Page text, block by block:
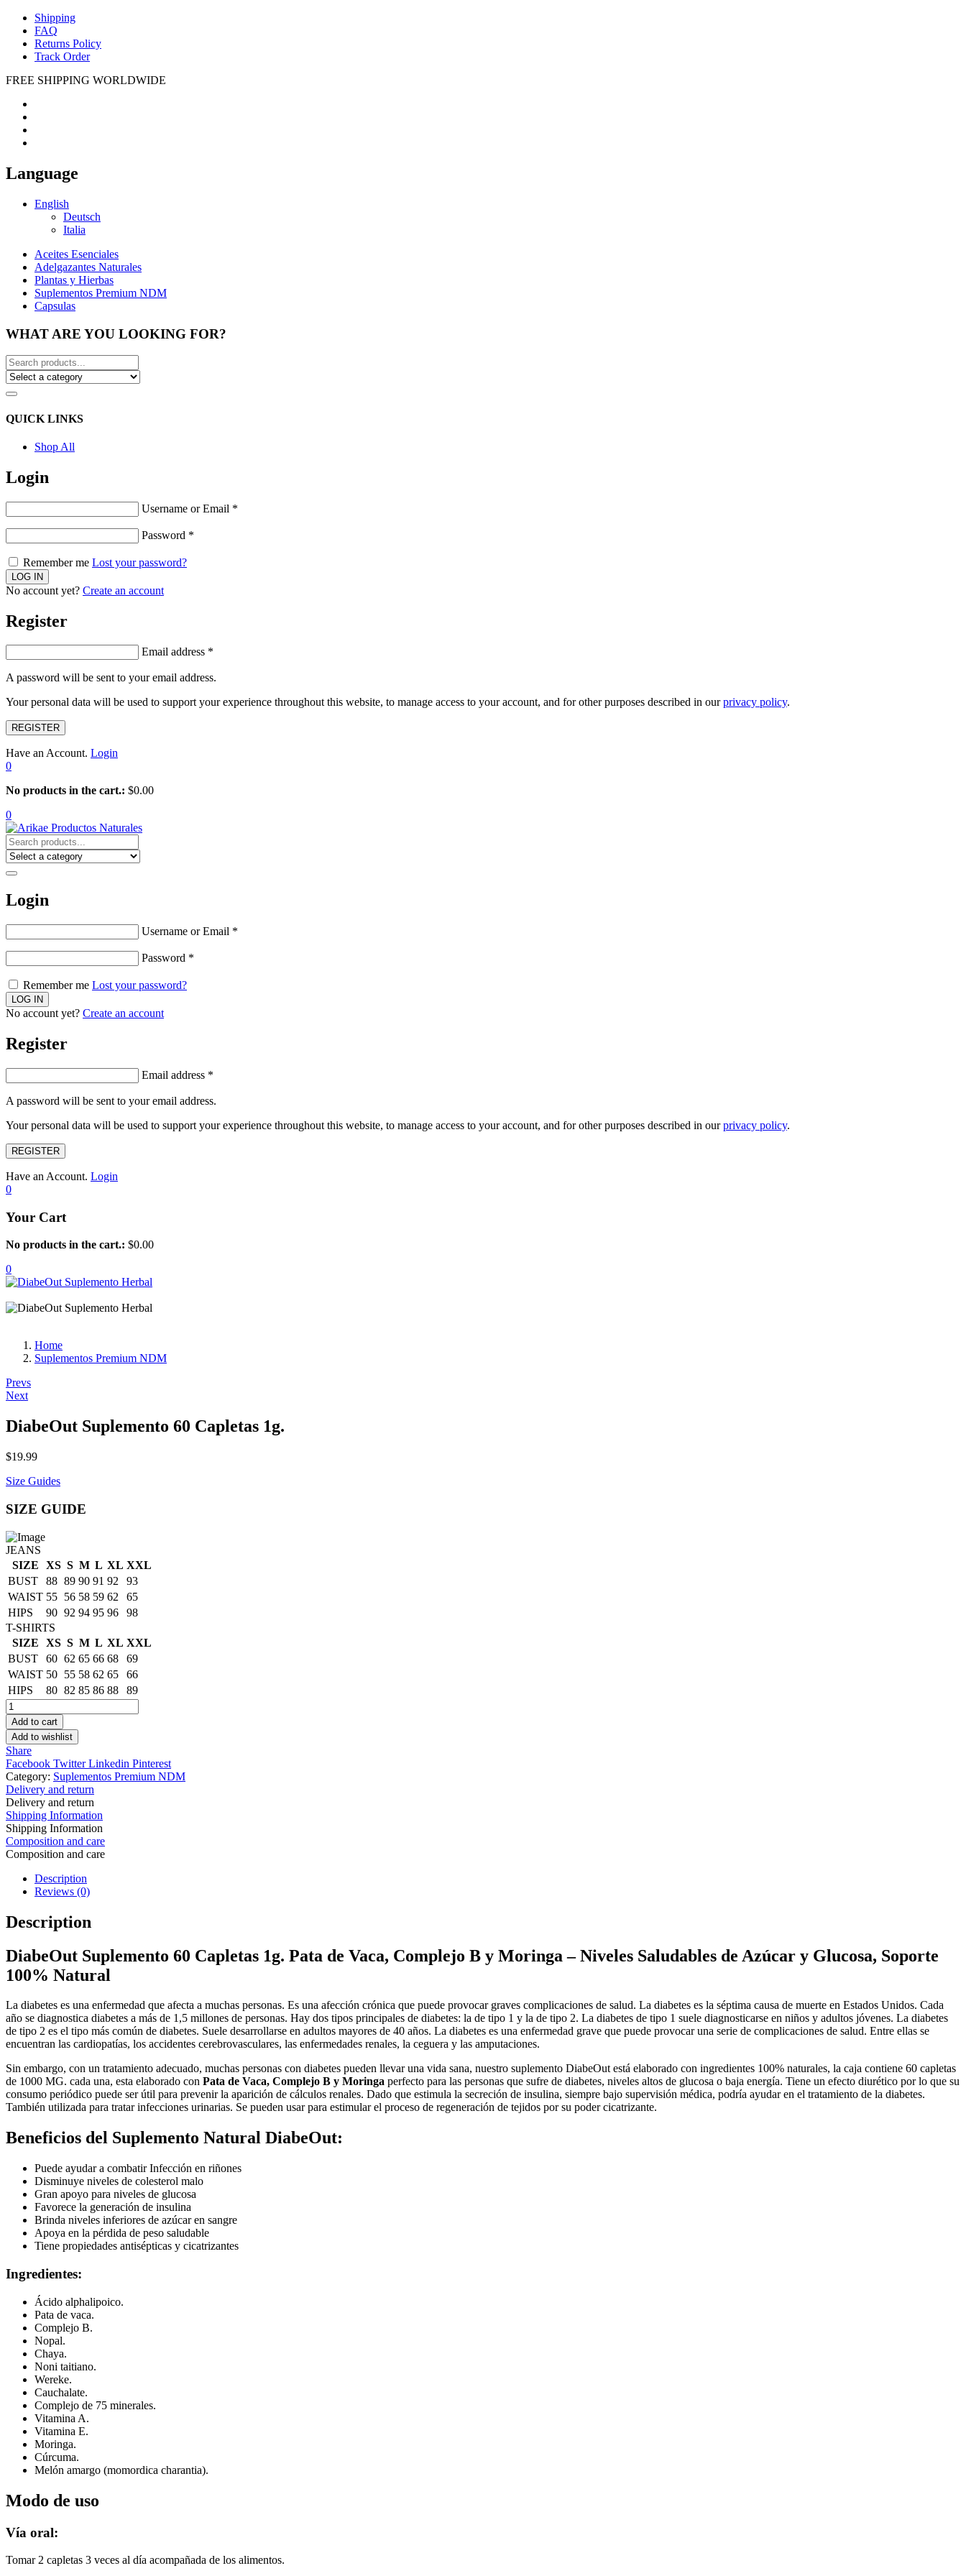
Shipping
FAQ
Returns Policy
Track Order
FREE SHIPPING WORLDWIDE
Language
English
Deutsch
Italia
Aceites Esenciales
Adelgazantes Naturales
Plantas y Hierbas
Suplementos Premium NDM
Capsulas
WHAT ARE YOU LOOKING FOR?
QUICK LINKS
Shop All
Login
Username or Email *
Password *
Remember me Lost your password?
No account yet? Create an account
Register
Email address *
A password will be sent to your email address.
Your personal data will be used to support your experience throughout this website, to manage access to your account, and for other purposes described in ourprivacy policy.
REGISTER
Have an Account. Login
0
No products in the cart.: $0.00
0
Login
Username or Email *
Password *
Remember me Lost your password?
No account yet? Create an account
Register
Email address *
A password will be sent to your email address.
Your personal data will be used to support your experience throughout this website, to manage access to your account, and for other purposes described in ourprivacy policy.
REGISTER
Have an Account. Login
0
Your Cart
No products in the cart.: $0.00
0
Home
Suplementos Premium NDM
Post
navigation
Prevs
Next
DiabeOut Suplemento 60 Capletas 1g.
$19.99
Size Guides
SIZE GUIDE
JEANS
SIZE
XS S M L XL XXL
BUST
88 89 90 91 92
93
WAIST 55 56 58 59 62
65
HIPS
90 92 94 95 96
98
T-SHIRTS
SIZE
XS S M L XL XXL
BUST
60 62 65 66 68
69
WAIST 50 55 58 62 65
66
HIPS
80 82 85 86 88
89
DiabeOut
Suplemento
60
Capletas
1g.
quantity
Add to cart
Add to wishlist
Share
Facebook TwitterLinkedin Pinterest
Category: Suplementos Premium NDM
Delivery and return
Delivery and return
Shipping Information
Shipping Information
Composition and care
Composition and care
Description
Reviews (0)
Description
DiabeOut Suplemento 60 Capletas 1g. Pata de Vaca, Complejo B y Moringa – Niveles Saludables de Azúcar y Glucosa, Soporte
100% Natural
La diabetes es una enfermedad que afecta a muchas personas. Es una afección crónica que puede provocar graves complicaciones de salud. La diabetes es la séptima causa de muerte en Estados Unidos. Cada
año se diagnostica diabetes a más de 1,5 millones de personas. Hay dos tipos principales de diabetes: la de tipo 1 y la de tipo 2. La diabetes de tipo 1 suele diagnosticarse en niños y adultos jóvenes. La diabetes
de tipo 2 es el tipo más común de diabetes. Suele desarrollarse en adultos mayores de 40 años. La diabetes es una enfermedad grave que puede provocar una serie de complicaciones de salud. Entre ellas se
encuentran las cardiopatías, los accidentes cerebrovasculares, las enfermedades renales, la ceguera y las amputaciones.
Sin embargo, con un tratamiento adecuado, muchas personas con diabetes pueden llevar una vida sana, nuestro suplemento DiabeOut está elaborado con ingredientes 100% naturales, la caja contiene 60 capletas
de 1000 MG. cada una, esta elaborado con Pata de Vaca, Complejo B y Moringa perfecto para las personas que sufre de diabetes, niveles altos de glucosa o baja energía. Tiene un efecto diurético por lo que su
consumo periódico puede ser útil para prevenir la aparición de cálculos renales. Dado que estimula la secreción de insulina, siempre bajo supervisión médica, podría ayudar en el tratamiento de la diabetes.
También utilizada para tratar infecciones urinarias. Se pueden usar para estimular el proceso de regeneración de tejidos por su poder cicatrizante.
Beneficios del Suplemento Natural DiabeOut:
Puede ayudar a combatir Infección en riñones
Disminuye niveles de colesterol malo
Gran apoyo para niveles de glucosa
Favorece la generación de insulina
Brinda niveles inferiores de azúcar en sangre
Apoya en la pérdida de peso saludable
Tiene propiedades antisépticas y cicatrizantes
Ingredientes:
Ácido alphalipoico.
Pata de vaca.
Complejo B.
Nopal.
Chaya.
Noni taitiano.
Wereke.
Cauchalate.
Complejo de 75 minerales.
Vitamina A.
Vitamina E.
Moringa.
Cúrcuma.
Melón amargo (momordica charantia).
Modo de uso
Vía oral:
Tomar 2 capletas 3 veces al día acompañada de los alimentos.